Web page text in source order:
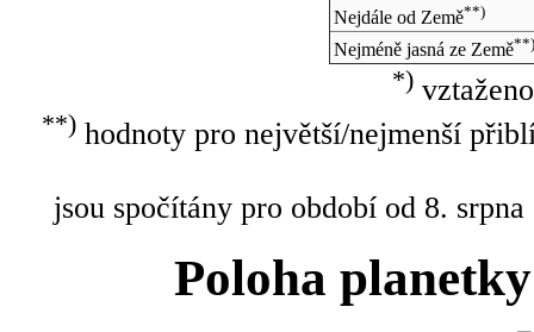
Nejdále od Země**)
Nejméně jasná ze Země**)
*)
**)hodnoty pro největší/nejmenší
jsou spočítány pro období od 8.
Poloha